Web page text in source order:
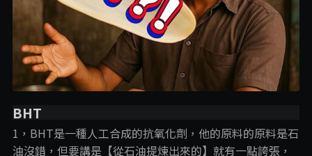
BHT
1，BHT是一種人工合成的抗氧化劑，他的原料的原料是石
油沒錯，但要講是【從石油提煉出來的】就有一點誇張，